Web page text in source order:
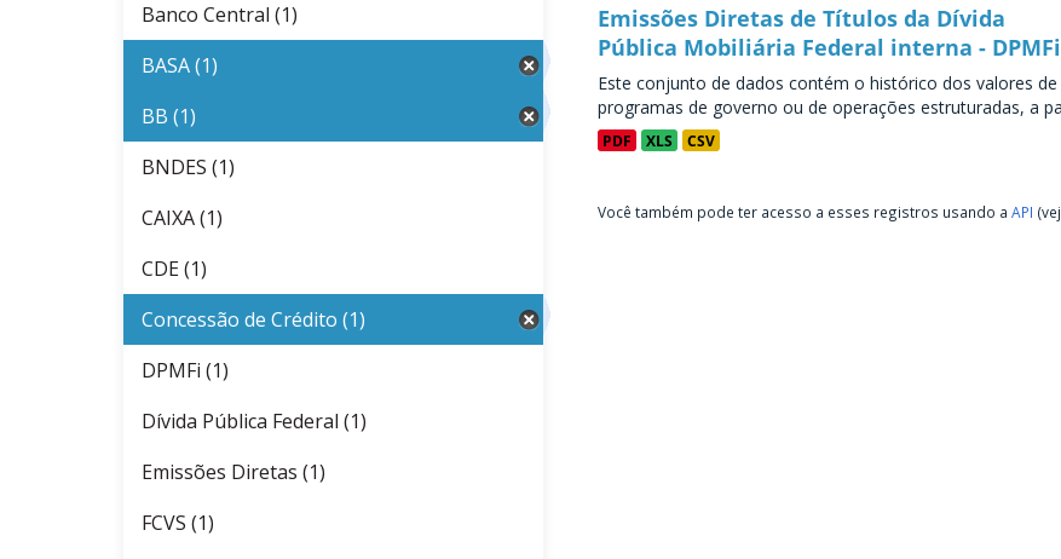
Emissões Diretas de Títulos da Dívida
Pública Mobiliária Federal interna - DPMFi
Este conjunto de dados contém o histórico dos valores
programas de governo ou de operações estruturadas, a
PDF XLS CSV
Você também pode ter acesso a esses registros usando a API
Banco Central (1)
BASA (1)
BB (1)
BNDES (1)
CAIXA (1)
CDE (1)
Concessão de Crédito (1)
DPMFi (1)
Dívida Pública Federal (1)
Emissões Diretas (1)
FCVS (1)